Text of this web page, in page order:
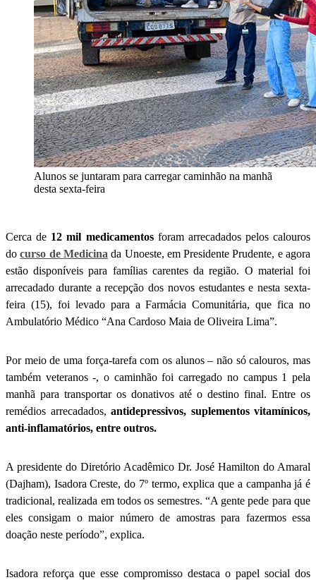
Alunos se juntaram para carregar caminhão na manhã
desta sexta-feira
Cerca de 12 mil medicamentosforam arrecadados pelos calouros
docurso de Medicina da Unoeste, em Presidente Prudente, e agora
estão disponíveis para famílias carentes da região. O material foi
arrecadado durante a recepção dos novos estudantes e nesta sexta-
feira (15), foi levado para a Farmácia Comunitária, que fica no
Ambulatório Médico “Ana Cardoso Maia de Oliveira Lima”.
Por meio de uma força-tarefa com os alunos – não só calouros, mas
também veteranos -, o caminhão foi carregado no campus 1 pela
manhã para transportar os donativos até o destino final. Entre os
remédios arrecadados, antidepressivos, suplementos vitamínicos,
anti-inflamatórios, entre outros.
A presidente do Diretório Acadêmico Dr. José Hamilton do Amaral
(Dajham), Isadora Creste, do 7º termo, explica que a campanha já é
tradicional, realizada em todos os semestres. “A gente pede para que
eles consigam o maior número de amostras para fazermos essa
doação neste período”, explica.
Isadora reforça que esse compromisso destaca o papel social dos